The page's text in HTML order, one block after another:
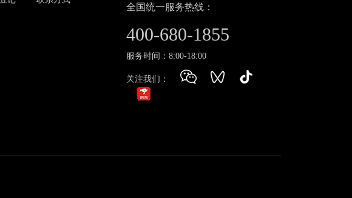
全国统一服务热线：
400-680-1855
服务时间：8:00-18:00
关注我们：